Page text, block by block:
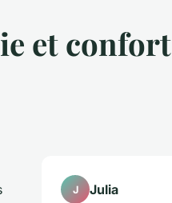
et confort
J Julia